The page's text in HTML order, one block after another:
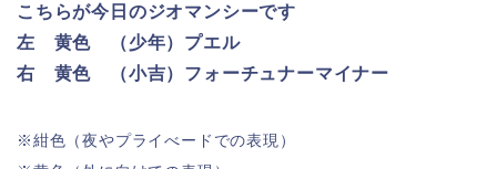
こちらが今日のジオマンシーです
左 黄色 （少年）プエル
右 黄色 （小吉）フォーチュナーマイナー
※紺色（夜やプライべードでの表現）